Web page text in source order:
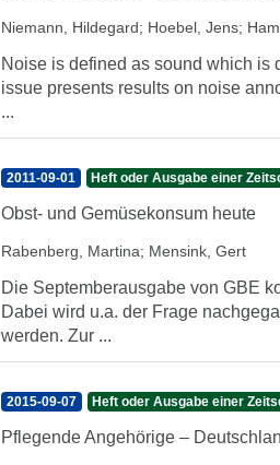
Niemann, Hildegard; Hoebel, Jens;
Noise is defined as sound which is
issue presents results on noise
...
2011-09-01 Heft oder Ausgabe einer
Obst- und Gemüsekonsum heute
Rabenberg, Martina; Mensink, Gert
Die Septemberausgabe von GBE
Dabei wird u.a. der Frage
werden. Zur ...
2015-09-07 Heft oder Ausgabe einer
Pflegende Angehörige –